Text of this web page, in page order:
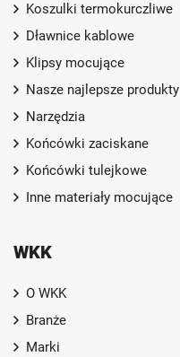
Koszulki termokurczliwe
Dławnice kablowe
Klipsy mocujące
Nasze najlepsze produkty
Narzędzia
Końcówki zaciskane
Końcówki tulejkowe
Inne materiały mocujące
WKK
O WKK
Branże
Marki